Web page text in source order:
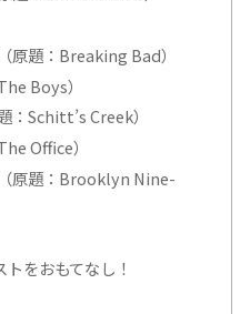
原題：Breaking Bad）
Boys）
：Schitt’s Creek）
Office）
原題：Brooklyn Nine-
をおもてなし！